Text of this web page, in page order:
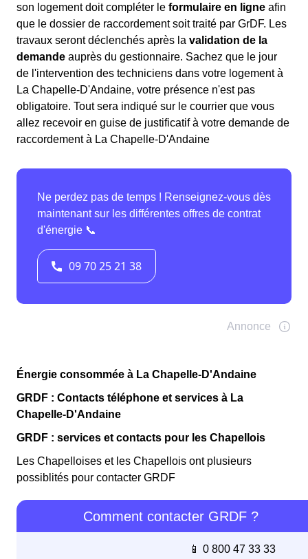
son logement doit compléter le formulaire en ligne afin
que le dossier de raccordement soit traité par GrDF. Les
travaux seront déclenchés après la validation de la
demande auprès du gestionnaire. Sachez que le jour
de l'intervention des techniciens dans votre logement à
La Chapelle-D'Andaine, votre présence n'est pas
obligatoire. Tout sera indiqué sur le courrier que vous
allez recevoir en guise de justificatif à votre demande de
raccordement à La Chapelle-D'Andaine
Énergie consommée à La Chapelle-D'Andaine
GRDF : Contacts téléphone et services à La
Chapelle-D'Andaine
GRDF : services et contacts pour les Chapellois
Les Chapelloises et les Chapellois ont plusieurs
possiblités pour contacter GRDF
Comment contacter GRDF ?
📱 0 800 47 33 33